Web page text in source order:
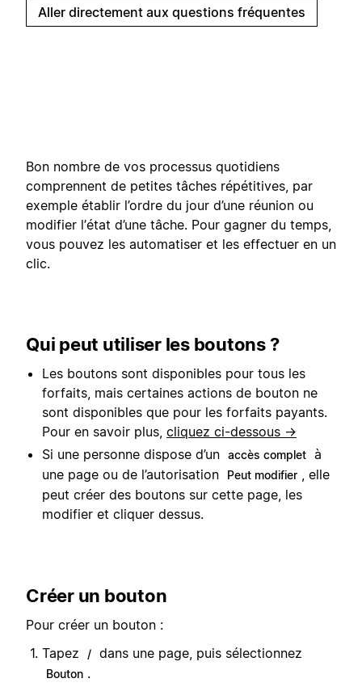
Aller directement aux questions fréquentes
Bon nombre de vos processus quotidiens
comprennent de petites tâches répétitives, par
exemple établir l’ordre du jour d’une réunion ou
modifier l’état d’une tâche. Pour gagner du temps,
vous pouvez les automatiser et les effectuer en un
clic.
Qui peut utiliser les boutons ?
Les boutons sont disponibles pour tous les
forfaits, mais certaines actions de bouton ne
sont disponibles que pour les forfaits payants.
Pour en savoir plus, cliquez ci-dessous →
Si une personne dispose d’un accès complet à
une page ou de l’autorisation
Peut modifier , elle
peut créer des boutons sur cette page, les
modifier et cliquer dessus.
Créer un bouton
Pour créer un bouton :
Tapez
/ dans une page, puis sélectionnez
Bouton .